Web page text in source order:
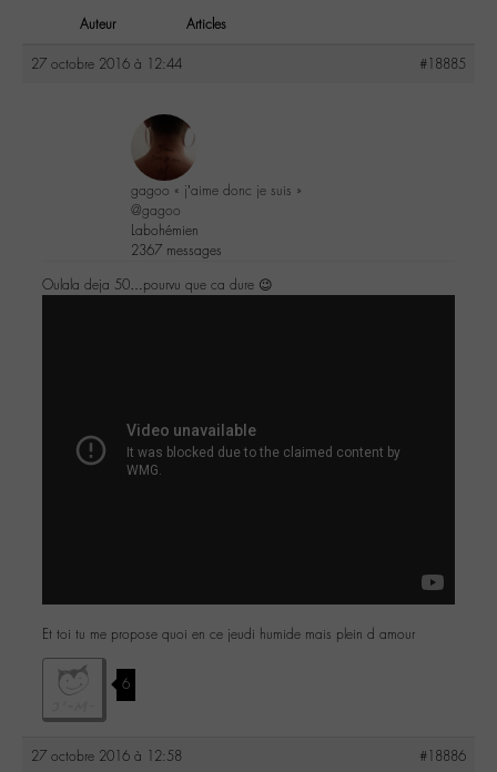
Auteur Articles
27 octobre 2016 à 12:44 #18885
gagoo « j’aime donc je suis »
@gagoo
Labohémien
2367 messages
Oulala deja 50…pourvu que ca dure 😉
Et toi tu me propose quoi en ce jeudi humide mais plein d amour
6
27 octobre 2016 à 12:58 #18886